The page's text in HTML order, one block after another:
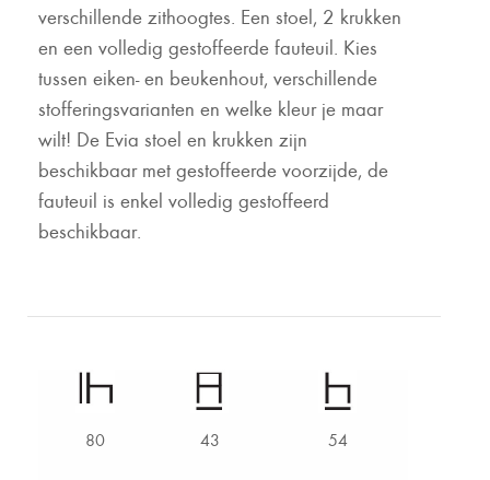
verschillende zithoogtes. Een stoel, 2 krukken
en een volledig gestoffeerde fauteuil. Kies
tussen eiken- en beukenhout, verschillende
stofferingsvarianten en welke kleur je maar
wilt! De Evia stoel en krukken zijn
beschikbaar met gestoffeerde voorzijde, de
fauteuil is enkel volledig gestoffeerd
beschikbaar.
80 43 54